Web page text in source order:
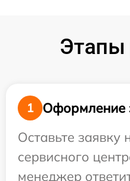
Этапы
1
Оформление
Оставьте заявку
сервисного
менеджер